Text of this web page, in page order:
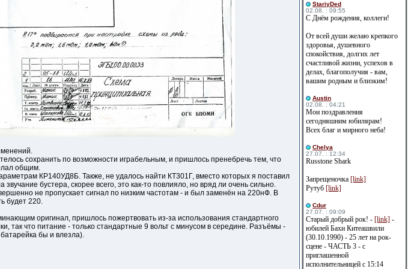
сохранить по возможности играбельным, и пришлось пренебречь тем, что
общим.
КР140УД8Б. Также, не удалось найти КТ301Г, вместо которых я поставил
бустера, скорее всего, это как-то повлияло, но вряд ли очень сильно.
не пропускает сигнал по низким частотам - и был заменён на 220нФ. В
будет 220.
оригинал, пришлось пожертвовать из-за использования стандартного
так что питание - только стандартные 9 вольт с минусом в середине. Разъёмы -
бы и влезла).
StariyDed
02.08. : 09:55
С Днём рождения, коллеги!
От всей души желаю крепкого
здоровья, душевного
спокойствия, долгих лет
счастливой жизни, успехов в
делах, благополучия - вам,
вашим родным и близким!
Austin
02.08. : 04:21
Мои поздравления
сегодняшним юбилярам!
Всех благ и мирного неба!
Сhelya
27.07. : 12:34
Russtone Shark
Запрещеночка [link]
Рутуб [link]
Cdur
27.07. : 09:09
Старый добрый рок! - [link] -
юбилей Бахи Китеашвили
(30.10.1990) - 25 лет на рок-
сцене - ЧАСТЬ 3 - с
приглашенной
исполнительницей с 15:14